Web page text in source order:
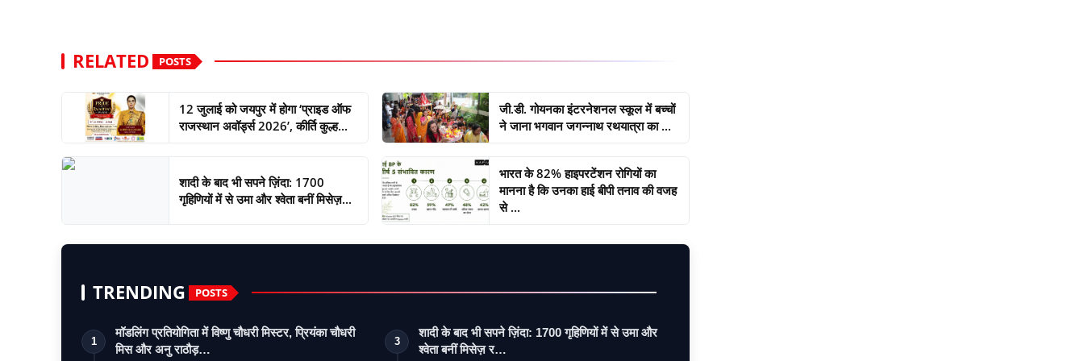
RELATED POSTS
12 जुलाई को जयपुर में होगा ‘प्राइड ऑफ
राजस्थान अवॉर्ड्स 2026’, कीर्ति कुल्ह...
जी.डी. गोयनका इंटरनेशनल स्कूल में बच्चों
ने जाना भगवान जगन्नाथ रथयात्रा का ...
शादी के बाद भी सपने ज़िंदा: 1700
गृहिणियों में से उमा और श्वेता बनीं मिसेज़...
भारत के 82% हाइपरटेंशन रोगियों का
मानना है कि उनका हाई बीपी तनाव की वजह
से ...
TRENDING POSTS
1
मॉडलिंग प्रतियोगिता में विष्णु चौधरी मिस्टर, प्रियंका चौधरी
मिस और अनु राठौड़…
3
शादी के बाद भी सपने ज़िंदा: 1700 गृहिणियों में से उमा और
श्वेता बनीं मिसेज़ र…